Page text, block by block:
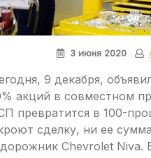
3 июня 2020
9 декабря,
акций в совместном
превратится в 100-
сделку, ни ее
Chevrolet Niva.